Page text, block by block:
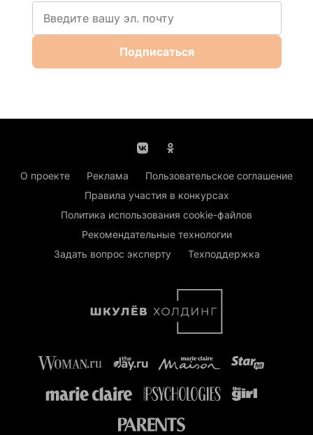
Подписаться
О проекте Реклама
Пользовательское соглашение
Правила участия в конкурсах
Политика использования cookie-файлов
Рекомендательные технологии
Задать вопрос эксперту
Техподдержка